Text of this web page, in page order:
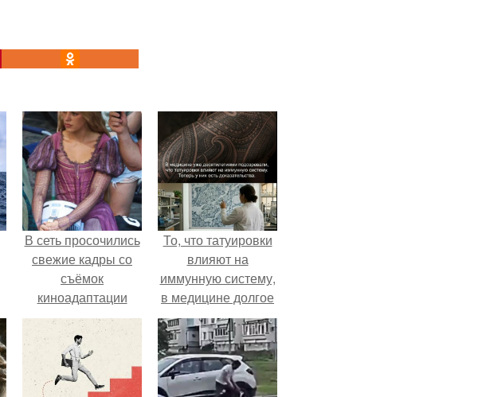
В сеть просочились
свежие кадры со
съёмок
киноадаптации
"Рапунцель", и всё
внимание
моментально
оказалось
приковано к Тиган
То, что татуировки
влияют на
иммунную систему,
в медицине долгое
время
рассматривалось
лишь как гипотеза.